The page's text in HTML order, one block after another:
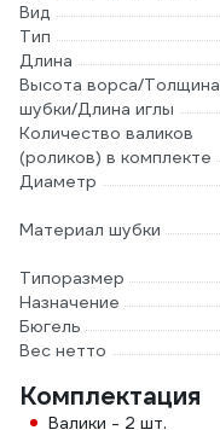
Вид
Тип
Длина
Высота ворса/Толщина
шубки/Длина иглы
Количество валиков
(роликов) в комплекте
Диаметр
Материал шубки
Типоразмер
Назначение
Бюгель
Вес нетто
Комплектация
Валики - 2 шт.